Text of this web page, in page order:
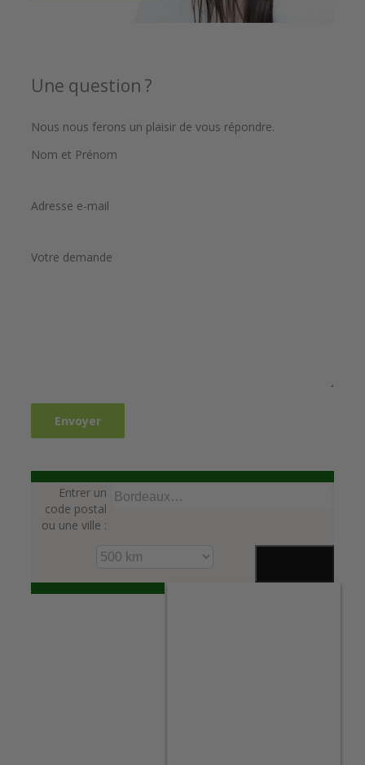
Une question ?
Nous nous ferons un plaisir de vous répondre.
Nom et Prénom
Adresse e-mail
Votre demande
Entrer un
code postal
ou une ville :